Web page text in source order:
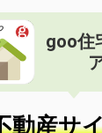
町字照屋
格
所
沖縄県島
面積 22.5m²
取り
ワンルーム
goo住
動産サ